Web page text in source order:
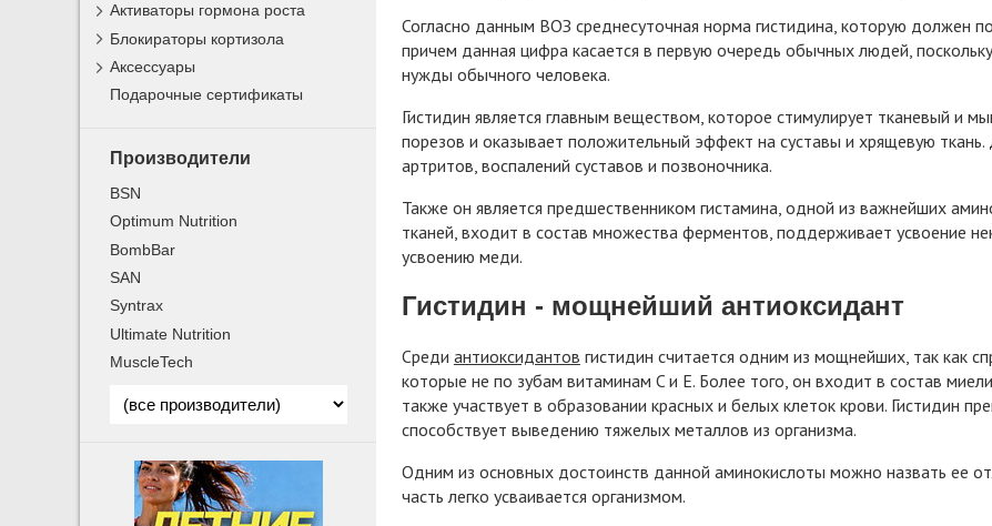
Согласно данным ВОЗ среднесуточная норма гистидина, которую должен
причем данная цифра касается в первую очередь обычных людей,
нужды обычного человека.
Гистидин является главным веществом, которое стимулирует тканевый и
порезов и оказывает положительный эффект на суставы и хрящевую
артритов, воспалений суставов и позвоночника.
Также он является предшественником гистамина, одной из важнейших
тканей, входит в состав множества ферментов, поддерживает усвоение
усвоению меди.
Гистидин - мощнейший антиоксидант
Среди антиоксидантов гистидин считается одним из мощнейших, так как
которые не по зубам витаминам C и E. Более того, он входит в состав
также участвует в образовании красных и белых клеток крови. Гистидин
способствует выведению тяжелых металлов из организма.
Одним из основных достоинств данной аминокислоты можно назвать ее
часть легко усваивается организмом.
Активаторы гормона роста
Блокираторы кортизола
Аксессуары
Подарочные сертификаты
Производители
BSN
Optimum Nutrition
BombBar
SAN
Syntrax
Ultimate Nutrition
MuscleTech